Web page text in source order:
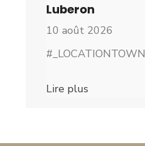
Luberon
10 août 2026
#_LOCATIONTOWN
Lire plus